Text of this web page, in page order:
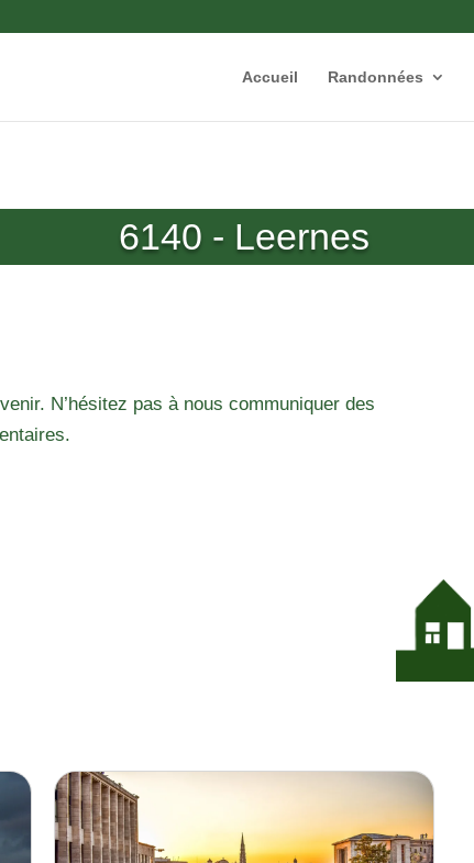
Accueil Randonnées
6140 - Leernes
N’hésitez pas à nous communiquer des